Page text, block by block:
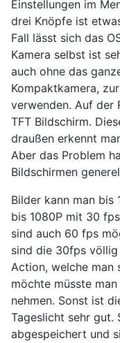
Einstellungen im
drei Knöpfe ist
Fall lässt sich das
Kamera selbst ist
auch ohne das
Kompaktkamera,
verwenden. Auf der
TFT Bildschirm.
draußen erkennt
Aber das Problem
Bildschirmen
Bilder kann man bis
bis 1080P mit 30
sind auch 60 fps
sind die 30fps völlig
Action, welche man
möchte müsste
nehmen. Sonst ist
Tageslicht sehr gut.
abgespeichert und